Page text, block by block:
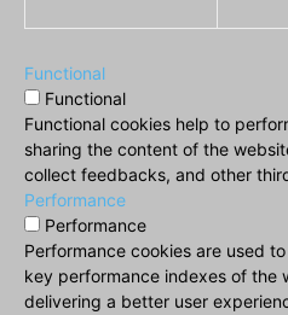
Functional
Functional
Functional cookies help to
sharing the content of the
collect feedbacks, and other
Performance
Performance
Performance cookies are used
key performance indexes of the
delivering a better user